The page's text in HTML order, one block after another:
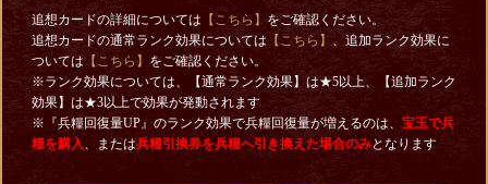
追想カードの詳細については 【こちら】 をご確認ください。
追想カードの通常ランク効果については 【こちら】 、追加ランク効果に
ついては 【こちら】 をご確認ください。
※ランク効果については、【通常ランク効果】は★5以上、【追加ランク
効果】は★3以上で効果が発動されます
※『兵糧回復量UP』のランク効果で兵糧回復量が増えるのは、 宝玉で兵
糧を購入、または兵糧引換券を兵糧へ引き換えた場合のみとなります